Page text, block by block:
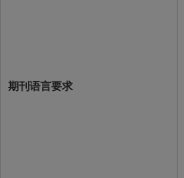
期刊语言要求